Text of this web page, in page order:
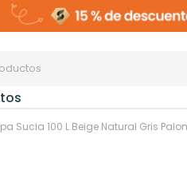
del hogar>
Sucia 100 L Beige Natural Gris